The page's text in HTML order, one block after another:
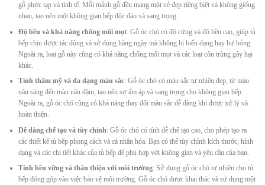
gỗ phức tạp và tinh tế. Mỗi mảnh gỗ đều mang một vẻ đẹp riêng biệt và không giống
nhau, tạo nên một không gian bếp độc đáo và sang trọng.
Độ bền và khả năng chống mối mọt: Gỗ óc chó có độ cứng và độ bền cao, giúp tủ
bếp chịu được tác động và sử dụng hàng ngày mà không bị biến dạng hay hư hỏng.
Ngoài ra, loại gỗ này cũng có khả năng chống mối mọt và các loại côn trùng gây hại
khác.
Tính thẩm mỹ và đa dạng màu sắc: Gỗ óc chó có màu sắc tự nhiên đẹp, từ màu
nâu sáng đến màu nâu đậm, tạo nên sự ấm áp và sang trọng cho không gian bếp.
Ngoài ra, gỗ óc chó cũng có khả năng thay đổi màu sắc dễ dàng khi được xử lý và
hoàn thiện.
Dễ dàng chế tạo và tùy chỉnh: Gỗ óc chó có tính dễ chế tạo cao, cho phép tạo ra
các thiết kế tủ bếp phong cách và cá nhân hóa. Bạn có thể tùy chỉnh kích thước, hình
dạng và các chi tiết khác của tủ bếp để phù hợp với không gian và yêu cầu của bạn.
Tính bền vững và thân thiện với môi trường: Sử dụng gỗ óc chó tự nhiên cho tủ
bếp đóng góp vào việc bảo vệ môi trường. Gỗ óc chó được khai thác và sử dụng một